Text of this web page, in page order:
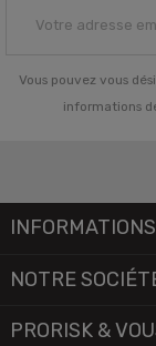
Vous pouvez vous
informations
NOTRE
PRORISK &